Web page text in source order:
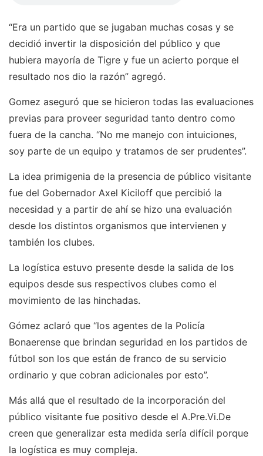
“Era un partido que se jugaban muchas cosas y se
decidió invertir la disposición del público y que
hubiera mayoría de Tigre y fue un acierto porque el
resultado nos dio la razón” agregó.
Gomez aseguró que se hicieron todas las evaluaciones
previas para proveer seguridad tanto dentro como
fuera de la cancha. “No me manejo con intuiciones,
soy parte de un equipo y tratamos de ser prudentes”.
La idea primigenia de la presencia de público visitante
fue del Gobernador Axel Kiciloff que percibió la
necesidad y a partir de ahí se hizo una evaluación
desde los distintos organismos que intervienen y
también los clubes.
La logística estuvo presente desde la salida de los
equipos desde sus respectivos clubes como el
movimiento de las hinchadas.
Gómez aclaró que “los agentes de la Policía
Bonaerense que brindan seguridad en los partidos de
fútbol son los que están de franco de su servicio
ordinario y que cobran adicionales por esto”.
Más allá que el resultado de la incorporación del
público visitante fue positivo desde el A.Pre.Vi.De
creen que generalizar esta medida sería difícil porque
la logística es muy compleja.